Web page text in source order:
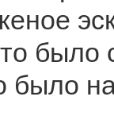
было